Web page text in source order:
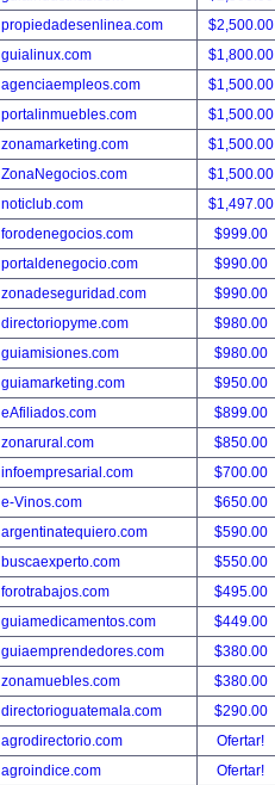
propiedadesenlinea.com
$2,500.00
guialinux.com
$1,800.00
agenciaempleos.com
$1,500.00
portalinmuebles.com
$1,500.00
zonamarketing.com
$1,500.00
ZonaNegocios.com
$1,500.00
noticlub.com
$1,497.00
forodenegocios.com
$999.00
portaldenegocio.com
$990.00
zonadeseguridad.com
$990.00
directoriopyme.com
$980.00
guiamisiones.com
$980.00
guiamarketing.com
$950.00
eAfiliados.com
$899.00
zonarural.com
$850.00
infoempresarial.com
$700.00
e-Vinos.com
$650.00
argentinatequiero.com
$590.00
buscaexperto.com
$550.00
forotrabajos.com
$495.00
guiamedicamentos.com
$449.00
guiaemprendedores.com
$380.00
zonamuebles.com
$380.00
directorioguatemala.com
$290.00
agrodirectorio.com
Ofertar!
agroindice.com
Ofertar!